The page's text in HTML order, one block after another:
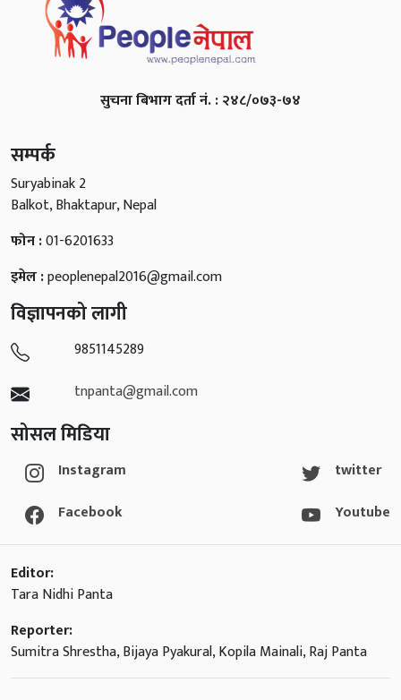
सुचना बिभाग दर्ता नं. : २४८/०७३-७४
सम्पर्क
Suryabinak 2
Balkot, Bhaktapur, Nepal
फोन :01-6201633
इमेल :peoplenepal2016@gmail.com
विज्ञापनको लागी
9851145289
tnpanta@gmail.com
सोसल मिडिया
Instagram
Facebook
twitter
Youtube
Editor:
Tara Nidhi Panta
Reporter:
Sumitra Shrestha, Bijaya Pyakural, Kopila Mainali, Raj Panta